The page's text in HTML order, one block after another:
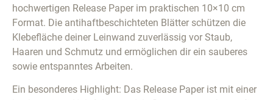
hochwertigen Release Paper im praktischen 10×10 cm
Format. Die antihaftbeschichteten Blätter schützen die
Klebefläche deiner Leinwand zuverlässig vor Staub,
Haaren und Schmutz und ermöglichen dir ein sauberes
sowie entspanntes Arbeiten.
Ein besonderes Highlight: Das Release Paper ist mit einer